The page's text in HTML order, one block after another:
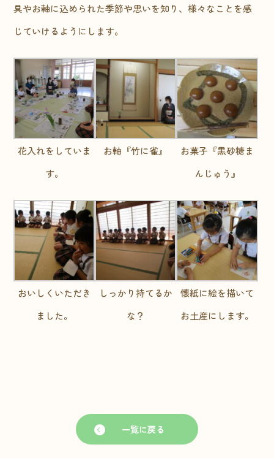
具やお軸に込められた季節や思いを知り、様々なことを感
じていけるようにします。
花入れをしていま
す。
お軸『竹に雀』
お菓子『黒砂糖ま
んじゅう』
おいしくいただき
ました。
しっかり持てるか
な？
懐紙に絵を描いて
お土産にします。
一覧に戻る